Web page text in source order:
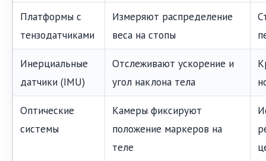
Платформы с
тензодатчиками
Измеряют распределение
веса на стопы
Инерциальные
датчики (IMU)
Отслеживают ускорение и
угол наклона тела
Оптические
системы
Камеры фиксируют
положение маркеров на
теле